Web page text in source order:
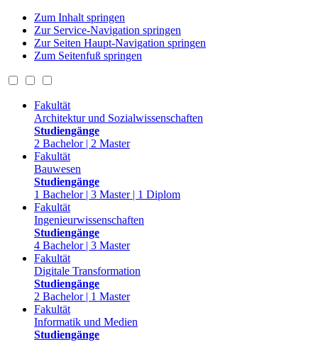
Zum Inhalt springen
Zur Service-Navigation springen
Zur Seiten Haupt-Navigation springen
Zum Seitenfuß springen
Fakultät
Architektur und Sozialwissenschaften
Studiengänge
2 Bachelor | 2 Master
Fakultät
Bauwesen
Studiengänge
1 Bachelor | 3 Master | 1 Diplom
Fakultät
Ingenieurwissenschaften
Studiengänge
4 Bachelor | 3 Master
Fakultät
Digitale Transformation
Studiengänge
2 Bachelor | 1 Master
Fakultät
Informatik und Medien
Studiengänge